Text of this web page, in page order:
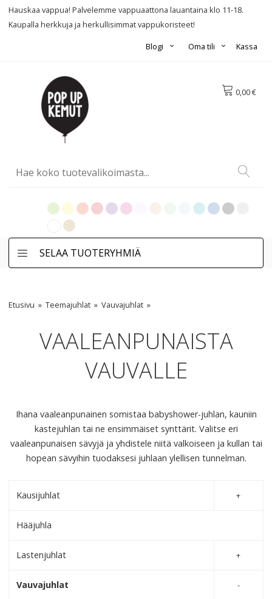
Hauskaa vappua! Palvelemme vappuaattona lauantaina klo 11-18.
Kaupalla herkkuja ja herkullisimmat vappukoristeet!
Kassa
Oma tili
Blogi
0,00 €
SELAA TUOTERYHMIÄ
Etusivu Teemajuhlat Vauvajuhlat
VAALEANPUNAISTA
VAUVALLE
Ihana vaaleanpunainen somistaa babyshower-juhlan, kauniin
kastejuhlan tai ne ensimmäiset synttärit. Valitse eri
vaaleanpunaisen sävyjä ja yhdistele niitä valkoiseen ja kullan tai
hopean sävyihin tuodaksesi juhlaan ylellisen tunnelman.
Kausijuhlat
Hääjuhla
Lastenjuhlat
Vauvajuhlat